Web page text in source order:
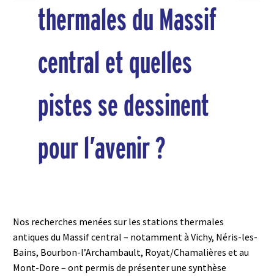
thermales du Massif
central et quelles
pistes se dessinent
pour l’avenir ?
Nos recherches menées sur les stations thermales
antiques du Massif central – notamment à Vichy, Néris-les-
Bains, Bourbon-l’Archambault, Royat/Chamalières et au
Mont-Dore – ont permis de présenter une synthèse